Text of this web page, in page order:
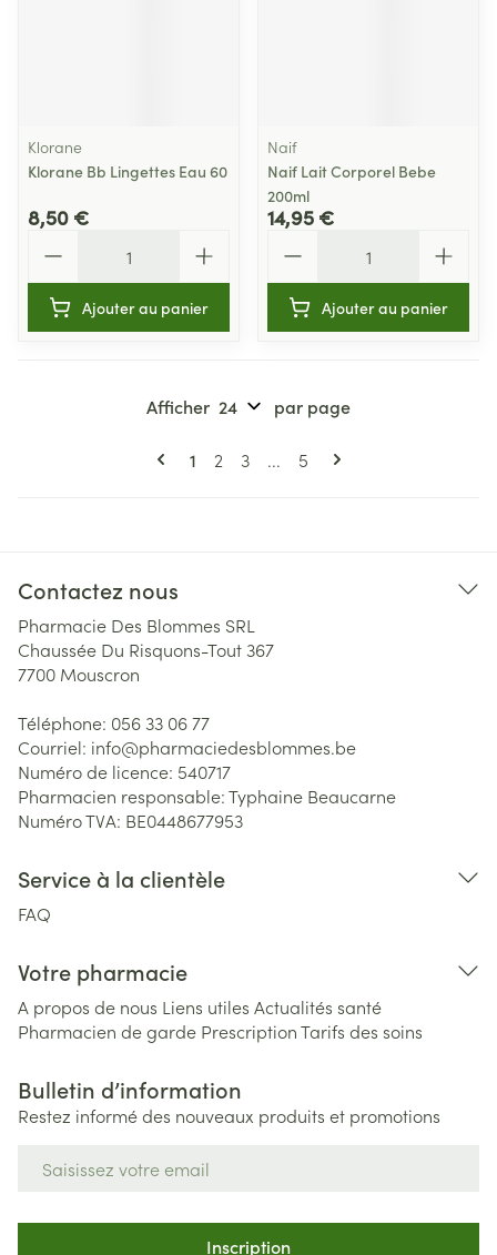
Klorane
Klorane Bb Lingettes Eau 60
8,50 €
Ajouter au panier
Naif
Naif Lait Corporel Bebe
200ml
14,95 €
Ajouter au panier
Pages
Vous lisez actuellement la page
1 Page
2 Page
3 ... Page
5
Afficher par page
Contactez nous
Pharmacie Des Blommes SRL
Chaussée Du Risquons-Tout 367
7700 Mouscron
Téléphone: 056 33 06 77
Courriel: info@pharmaciedesblommes.be
Numéro de licence: 540717
Pharmacien responsable:Typhaine Beaucarne
Numéro TVA: BE0448677953
Service à la clientèle
FAQ
Votre pharmacie
A propos de nous Liens utiles Actualités santé
Pharmacien de garde PrescriptionTarifs des soins
Bulletin d’information
Restez informé des nouveaux produits et promotions
Inscription